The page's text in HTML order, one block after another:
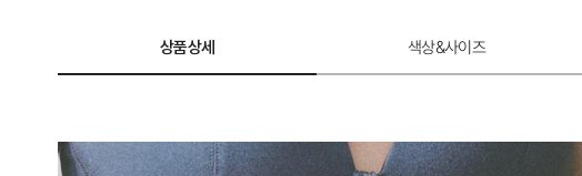
상품상세 색상&사이즈